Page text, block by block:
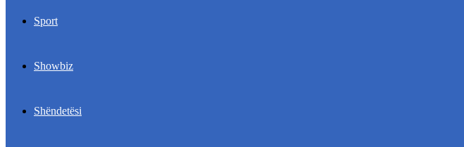
Sport
Showbiz
Shëndetësi